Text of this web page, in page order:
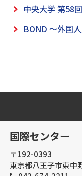
中央大学 第58
BOND ～外国
国際センター
〒192-0393
東京都八王子市東中